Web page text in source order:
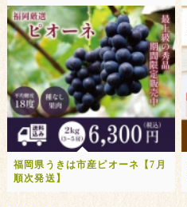
福岡県うきは市産ピオーネ【7月
順次発送】